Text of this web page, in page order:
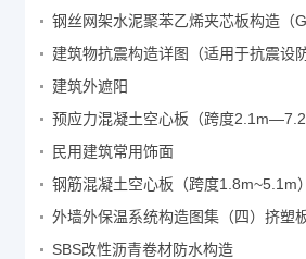
钢丝网架水泥聚苯乙烯夹芯板构造（
建筑外遮阳
预应力混凝土空心板（跨度
民用建筑常用饰面
钢筋混凝土空心板（跨度1.8m~5.1m）
SBS改性沥青卷材防水构造